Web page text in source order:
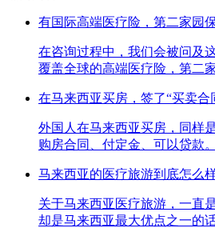
有国际高端医疗险，第二家园
在咨询过程中，我们会被问及
覆盖全球的高端医疗险，第二
在马来西亚买房，签了“买卖合
外国人在马来西亚买房，同样
购房合同、付定金、可以贷款
马来西亚的医疗旅游到底怎么
关于马来西亚医疗旅游，一直
却是马来西亚最大优点之一的